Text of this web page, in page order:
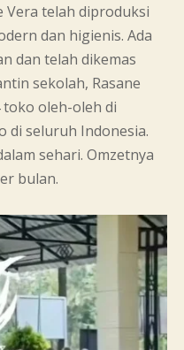
Vera telah diproduksi
dan higienis. Ada
dan telah dikemas
sekolah, Rasane
toko oleh-oleh di
di seluruh Indonesia.
sehari. Omzetnya
bulan.